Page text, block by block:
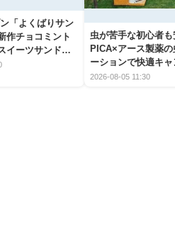
「よくばりサン
作チョコミント
イーツサンドの
虫が苦手な初心者も
PICA×アース製薬の
ーションで快適キ
2026-08-05 11:30